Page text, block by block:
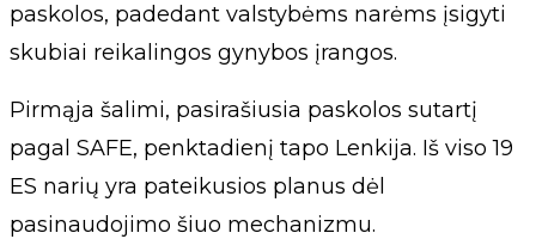
paskolos, padedant valstybėms narėms įsigyti
skubiai reikalingos gynybos įrangos.
Pirmąja šalimi, pasirašiusia paskolos sutartį
pagal SAFE, penktadienį tapo Lenkija. Iš viso 19
ES narių yra pateikusios planus dėl
pasinaudojimo šiuo mechanizmu.